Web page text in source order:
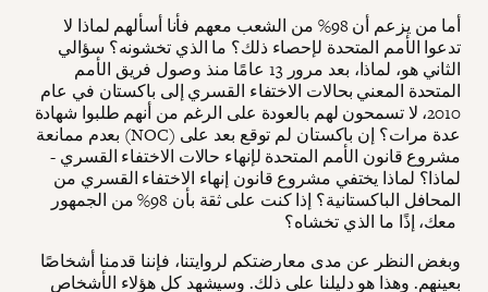
أما من يزعم أن 98% من الشعب معهم فأنا أسألهم لماذا لا
تدعوا الأمم المتحدة لإحصاء ذلك؟ ما الذي تخشونه؟ سؤالي
الثاني هو، لماذا، بعد مرور 13 عامًا منذ وصول فريق الأمم
المتحدة المعني بحالات الاختفاء القسري إلى باكستان في عام
2010، لا تسمحون لهم بالعودة على الرغم من أنهم طلبوا شهادة
بعدم ممانعة (NOC) عدة مرات؟ إن باكستان لم توقع بعد على
مشروع قانون الأمم المتحدة لإنهاء حالات الاختفاء القسري -
لماذا؟ لماذا يختفي مشروع قانون إنهاء الاختفاء القسري من
المحافل الباكستانية؟ إذا كنت على ثقة بأن 98% من الجمهور
وبغض النظر عن مدى معارضتكم لروايتنا، فإننا قدمنا أشخاصًا
بعينهم. وهذا هو دليلنا على ذلك. وسيشهد كل هؤلاء الأشخاص